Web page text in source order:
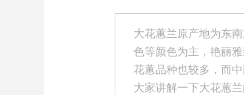
大花蕙兰原产地为东
色等颜色为主，艳丽
花蕙品种也较多，而
大家讲解一下大花蕙兰